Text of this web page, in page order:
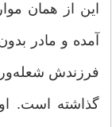
این از همان
آمده و مادر
فرزندش
گذاشته است.